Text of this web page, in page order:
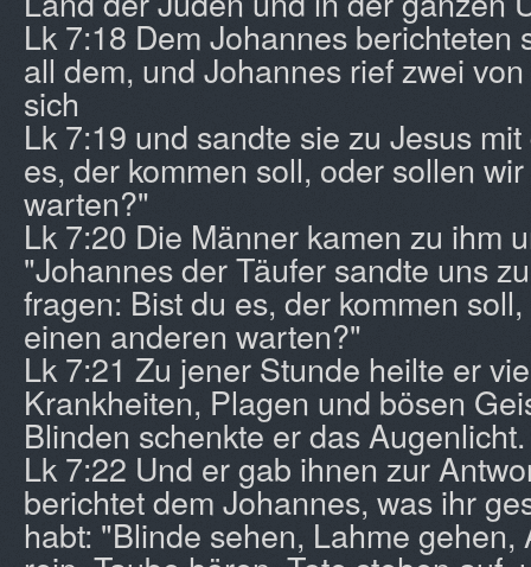
Lk 7:18 Dem Johannes berichteten
all dem, und Johannes rief zwei
sich
Lk 7:19 und sandte sie zu Jesus
es, der kommen soll, oder sollen
warten?"
Lk 7:20 Die Männer kamen zu ihm
"Johannes der Täufer sandte uns
fragen: Bist du es, der kommen
einen anderen warten?"
Lk 7:21 Zu jener Stunde heilte er
Krankheiten, Plagen und bösen
Blinden schenkte er das Augenlicht.
Lk 7:22 Und er gab ihnen zur
berichtet dem Johannes, was ihr
habt: "Blinde sehen, Lahme gehen,